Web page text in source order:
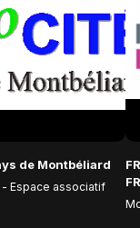
de Montbéliard
Espace associatif